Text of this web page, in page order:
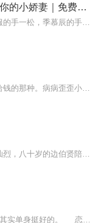
哥哥很撩我｜已完结｜爱你的小娇妻｜免费｜多人有声剧